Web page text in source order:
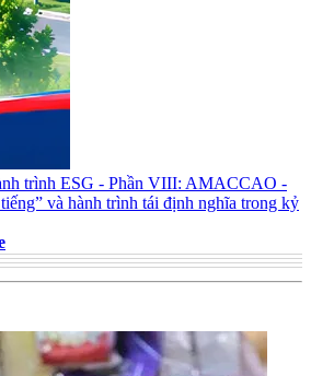
trình ESG - Phần VIII: AMACCAO -
và hành trình tái định nghĩa trong kỷ